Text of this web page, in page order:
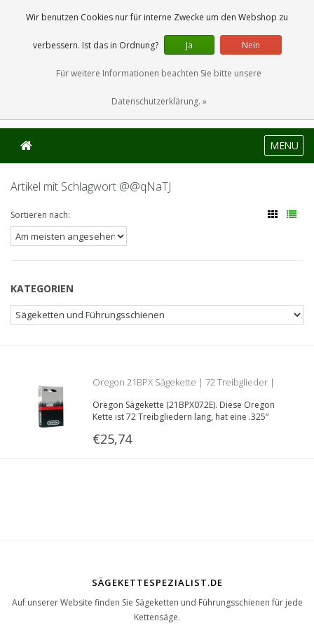
0 Artikel
MENU
Artikel mit Schlagwort @@qNaTJ
Sortieren nach:
KATEGORIEN
Oregon 21BPX Sägekette | 72 Treibglieder |
1.5mm | .325 | 21BPX072E
Oregon Sägekette (21BPX072E). Diese Oregon
Kette ist 72 Treibgliedern lang, hat eine .325“
€25,74
SÄGEKETTESPEZIALIST.DE
Auf unserer Website finden Sie Sägeketten und Führungsschienen für jede
Kettensäge.
Wir benutzen Cookies nur für interne Zwecke um den Webshop zu
verbessern. Ist das in Ordnung? Ja Nein
Für weitere Informationen beachten Sie bitte unsere
Datenschutzerklärung. »